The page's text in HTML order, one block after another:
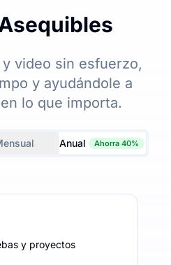
video sin esfuerzo,
y ayudándole a
lo que importa.
Anual Ahorra 40%
y proyectos